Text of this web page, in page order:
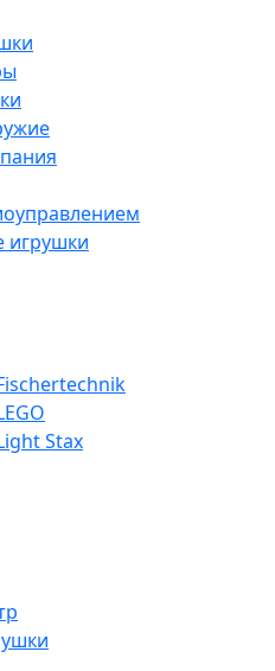
игрушки
Stax